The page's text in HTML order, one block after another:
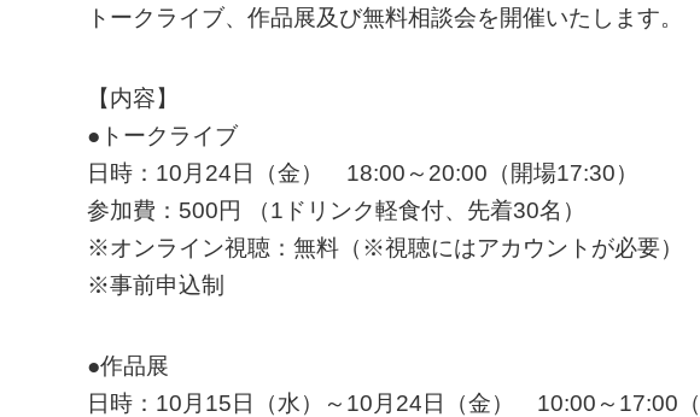
トークライブ、作品展及び無料相談会を開催いたします。
【内容】
●トークライブ
日時：10月24日（金） 18:00～20:00（開場17:30）
参加費：500円 （1ドリンク軽食付、先着30名）
※オンライン視聴：無料（※視聴にはアカウントが必要）
※事前申込制
●作品展
日時：10月15日（水）～10月24日（金） 10:00～17:00（